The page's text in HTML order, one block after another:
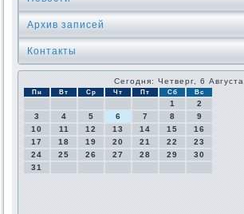
Архив записей
Контакты
Сегодня: Четверг, 6 Августа
Пн Вт Ср Чт Пт Сб Вс
1
2
3
4 5 6 7 8
9
10
11 12 13 14 15
16
17
18 19 20 21 22
23
24
25 26 27 28 29
30
31